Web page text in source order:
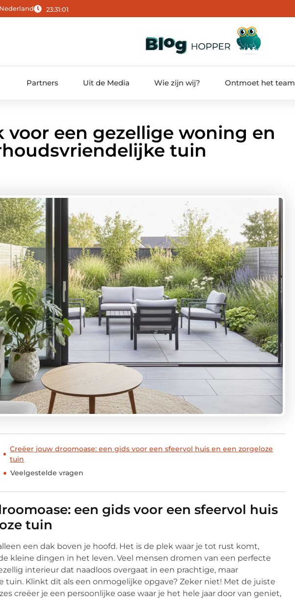
23:31:02
Partners Uit de Media Wie zijn wij? Ontmoet het team
voor een gezellige woning en
tuin
Creëer jouw droomoase: een gids voor een sfeervol huis en een zorgeloze
tuin
Veelgestelde vragen
een gids voor een sfeervol huis
tuin
een dak boven je hoofd. Het is de plek waar je tot rust komt,
kleine dingen in het leven. Veel mensen dromen van een perfecte
interieur dat naadloos overgaat in een prachtige, maar
tuin. Klinkt dit als een onmogelijke opgave? Zeker niet! Met de juiste
creëer je een persoonlijke oase waar je het hele jaar door van geniet,